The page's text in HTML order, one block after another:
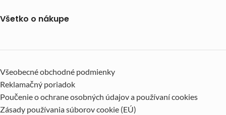
Všetko o nákupe
Všeobecné obchodné podmienky
Reklamačný poriadok
Poučenie o ochrane osobných údajov a používaní cookies
Zásady používania súborov cookie (EÚ)